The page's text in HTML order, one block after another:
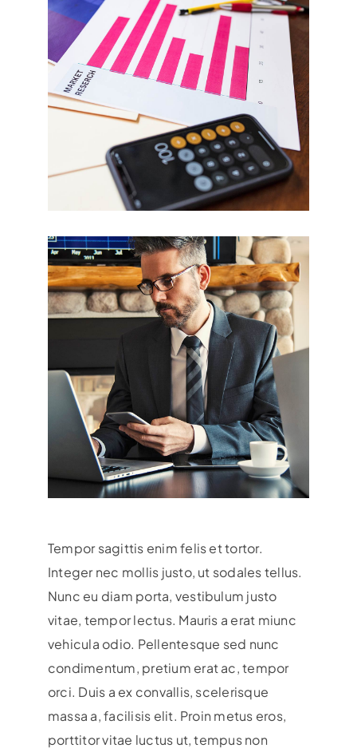
Tempor sagittis enim felis et tortor.
Integer nec mollis justo, ut sodales tellus.
Nunc eu diam porta, vestibulum justo
vitae, tempor lectus. Mauris a erat miunc
vehicula odio. Pellentesque sed nunc
condimentum, pretium erat ac, tempor
orci. Duis a ex convallis, scelerisque
massa a, facilisis elit. Proin metus eros,
porttitor vitae luctus ut, tempus non